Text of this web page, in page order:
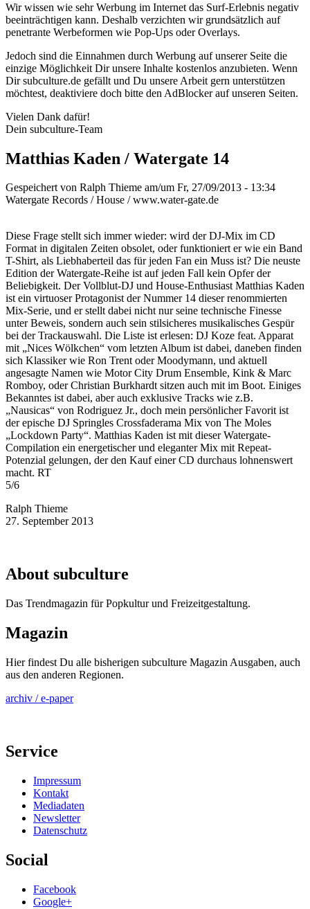
Wir wissen wie sehr Werbung im Internet das Surf-Erlebnis negativ
beeinträchtigen kann. Deshalb verzichten wir grundsätzlich auf
penetrante Werbeformen wie Pop-Ups oder Overlays.
Jedoch sind die Einnahmen durch Werbung auf unserer Seite die
einzige Möglichkeit Dir unsere Inhalte kostenlos anzubieten. Wenn
Dir subculture.de gefällt und Du unsere Arbeit gern unterstützen
möchtest, deaktiviere doch bitte den AdBlocker auf unseren Seiten.
Vielen Dank dafür!
Dein subculture-Team
Matthias Kaden / Watergate 14
Gespeichert von Ralph Thieme am/um Fr, 27/09/2013 - 13:34
Watergate Records / House / www.water-gate.de
Diese Frage stellt sich immer wieder: wird der DJ-Mix im CD
Format in digitalen Zeiten obsolet, oder funktioniert er wie ein Band
T-Shirt, als Liebhaberteil das für jeden Fan ein Muss ist? Die neuste
Edition der Watergate-Reihe ist auf jeden Fall kein Opfer der
Beliebigkeit. Der Vollblut-DJ und House-Enthusiast Matthias Kaden
ist ein virtuoser Protagonist der Nummer 14 dieser renommierten
Mix-Serie, und er stellt dabei nicht nur seine technische Finesse
unter Beweis, sondern auch sein stilsicheres musikalisches Gespür
bei der Trackauswahl. Die Liste ist erlesen: DJ Koze feat. Apparat
mit „Nices Wölkchen“ vom letzten Album ist dabei, daneben finden
sich Klassiker wie Ron Trent oder Moodymann, und aktuell
angesagte Namen wie Motor City Drum Ensemble, Kink & Marc
Romboy, oder Christian Burkhardt sitzen auch mit im Boot. Einiges
Bekanntes ist dabei, aber auch exklusive Tracks wie z.B.
„Nausicas“ von Rodriguez Jr., doch mein persönlicher Favorit ist
der epische DJ Springles Crossfaderama Mix von The Moles
„Lockdown Party“. Matthias Kaden ist mit dieser Watergate-
Compilation ein energetischer und eleganter Mix mit Repeat-
Potenzial gelungen, der den Kauf einer CD durchaus lohnenswert
macht. RT
5/6
Ralph Thieme
27. September 2013
About subculture
Das Trendmagazin für Popkultur und Freizeitgestaltung.
Magazin
Hier findest Du alle bisherigen subculture Magazin Ausgaben, auch
aus den anderen Regionen.
archiv / e-paper
Service
Impressum
Kontakt
Mediadaten
Newsletter
Datenschutz
Social
Facebook
Google+